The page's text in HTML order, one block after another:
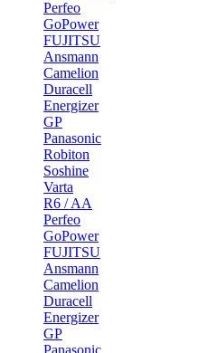
Perfeo
GoPower
FUJITSU
Ansmann
Camelion
Duracell
Energizer
GP
Panasonic
Robiton
Soshine
Varta
R6 / AA
Perfeo
GoPower
FUJITSU
Ansmann
Camelion
Duracell
Energizer
GP
Panasonic